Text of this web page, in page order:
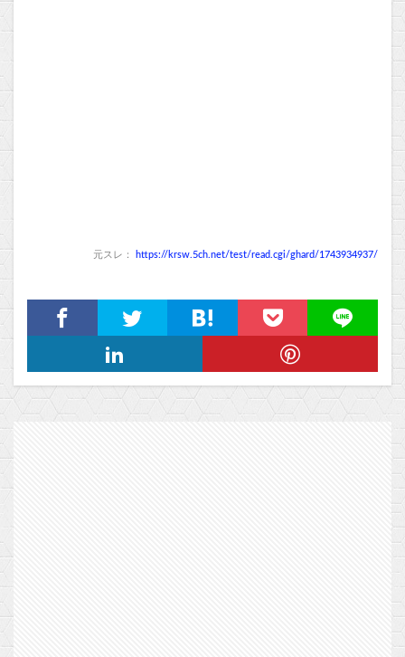
元スレ： https://krsw.5ch.net/test/read.cgi/ghard/1743934937/